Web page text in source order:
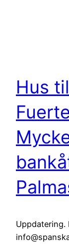
Hus
Uppdatering.